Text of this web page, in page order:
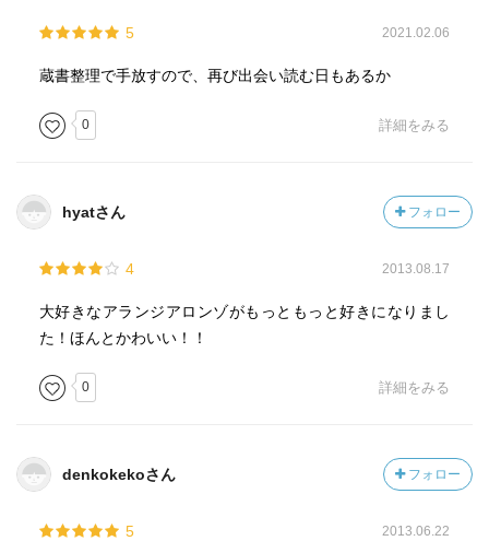
5 2021.02.06
蔵書整理で手放すので、再び出会い読む日もあるか
0 詳細をみる
hyatさん フォロー
4 2013.08.17
大好きなアランジアロンゾがもっともっと好きになりまし
た！ほんとかわいい！！
0 詳細をみる
denkokekoさん フォロー
5 2013.06.22